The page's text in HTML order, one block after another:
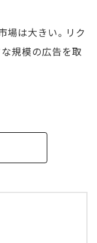
場は大きい。リク
規模の広告を取